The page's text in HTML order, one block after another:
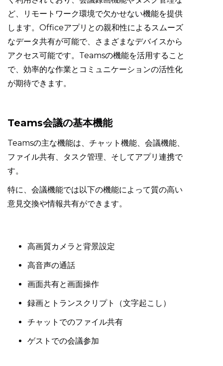
ど、リモートワーク環境で欠かせない機能を提供
します。Officeアプリとの親和性によるスムーズ
なデータ共有が可能で、さまざまなデバイスから
アクセス可能です。Teamsの機能を活用すること
で、効率的な作業とコミュニケーションの活性化
が期待できます。
Teams会議の基本機能
Teamsの主な機能は、チャット機能、会議機能、
ファイル共有、タスク管理、そしてアプリ連携で
す。
特に、会議機能では以下の機能によって質の高い
意見交換や情報共有ができます。
高画質カメラと背景設定
高音声の通話
画面共有と画面操作
録画とトランスクリプト（文字起こし）
チャットでのファイル共有
ゲストでの会議参加